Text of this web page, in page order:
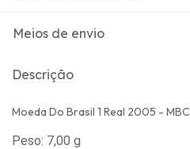
Meios de envio
Descrição
Moeda Do Brasil 1 Real 2005 - MBC
Peso: 7,00 g